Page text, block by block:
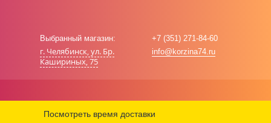
Выбранный магазин:
г. Челябинск, ул. Бр.
Кашириных, 75
+7 (351) 271-84-60
info@korzina74.ru
Посмотреть время доставки